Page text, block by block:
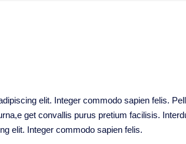
elit. Integer commodo sapien felis.
get convallis purus pretium facilisis.
elit. Integer commodo sapien felis.